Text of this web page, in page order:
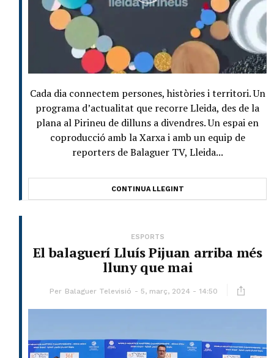
Cada dia connectem persones, històries i territori. Un
programa d’actualitat que recorre Lleida, des de la
plana al Pirineu de dilluns a divendres. Un espai en
coproducció amb la Xarxa i amb un equip de
reporters de Balaguer TV, Lleida...
CONTINUA LLEGINT
ESPORTS
El balaguerí Lluís Pijuan arriba més
lluny que mai
Per Balaguer Televisió 5, març, 2024 - 14:50